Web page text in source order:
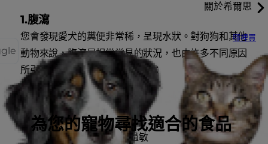
關於希爾思
哪裡買
為您的寵物尋找適合的食品
1.腹瀉
您會發現愛犬的糞便非常稀，呈現水狀。對狗狗和其他
動物來說，腹瀉是相當常見的狀況，也由許多不同原因
所引起。會造成腹瀉的原因如下：
壓力
壞掉或腐敗的食物
對食物中的特定成分過敏